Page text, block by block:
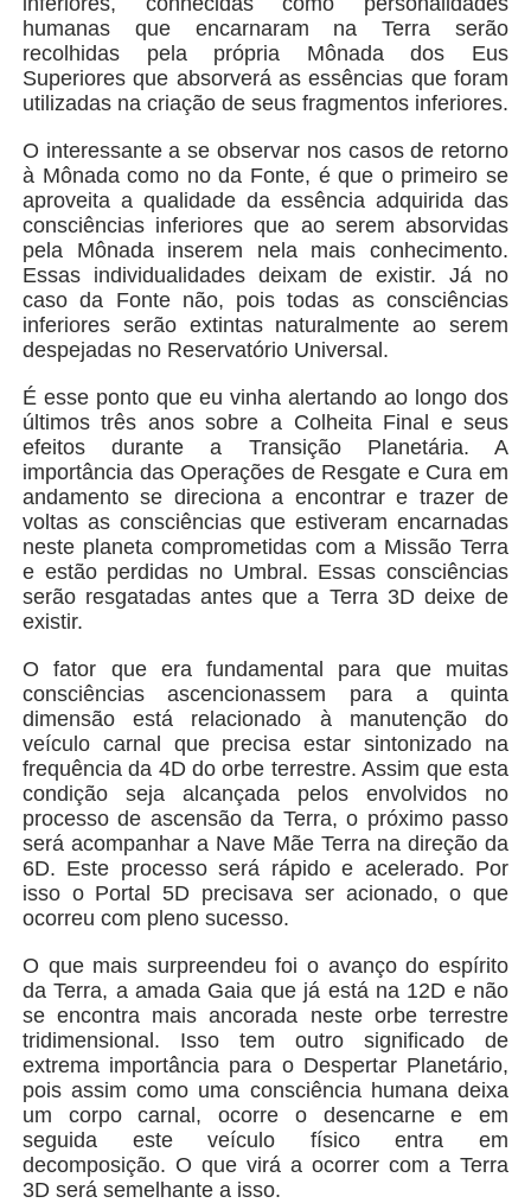
humanas que encarnaram na Terra serão
recolhidas pela própria Mônada dos Eus
Superiores que absorverá as essências que foram
utilizadas na criação de seus fragmentos inferiores.
O interessante a se observar nos casos de retorno
à Mônada como no da Fonte, é que o primeiro se
aproveita a qualidade da essência adquirida das
consciências inferiores que ao serem absorvidas
pela Mônada inserem nela mais conhecimento.
Essas individualidades deixam de existir. Já no
caso da Fonte não, pois todas as consciências
inferiores serão extintas naturalmente ao serem
despejadas no Reservatório Universal.
É esse ponto que eu vinha alertando ao longo dos
últimos três anos sobre a Colheita Final e seus
efeitos durante a Transição Planetária. A
importância das Operações de Resgate e Cura em
andamento se direciona a encontrar e trazer de
voltas as consciências que estiveram encarnadas
neste planeta comprometidas com a Missão Terra
e estão perdidas no Umbral. Essas consciências
serão resgatadas antes que a Terra 3D deixe de
existir.
O fator que era fundamental para que muitas
consciências ascencionassem para a quinta
dimensão está relacionado à manutenção do
veículo carnal que precisa estar sintonizado na
frequência da 4D do orbe terrestre. Assim que esta
condição seja alcançada pelos envolvidos no
processo de ascensão da Terra, o próximo passo
será acompanhar a Nave Mãe Terra na direção da
6D. Este processo será rápido e acelerado. Por
isso o Portal 5D precisava ser acionado, o que
ocorreu com pleno sucesso.
O que mais surpreendeu foi o avanço do espírito
da Terra, a amada Gaia que já está na 12D e não
se encontra mais ancorada neste orbe terrestre
tridimensional. Isso tem outro significado de
extrema importância para o Despertar Planetário,
pois assim como uma consciência humana deixa
um corpo carnal, ocorre o desencarne e em
seguida este veículo físico entra em
decomposição. O que virá a ocorrer com a Terra
3D será semelhante a isso.